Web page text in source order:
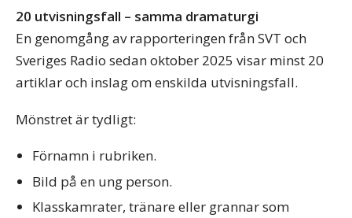
20 utvisningsfall – samma dramaturgi
En genomgång av rapporteringen från SVT och
Sveriges Radio sedan oktober 2025 visar minst 20
artiklar och inslag om enskilda utvisningsfall.
Mönstret är tydligt:
Förnamn i rubriken.
Bild på en ung person.
Klasskamrater, tränare eller grannar som